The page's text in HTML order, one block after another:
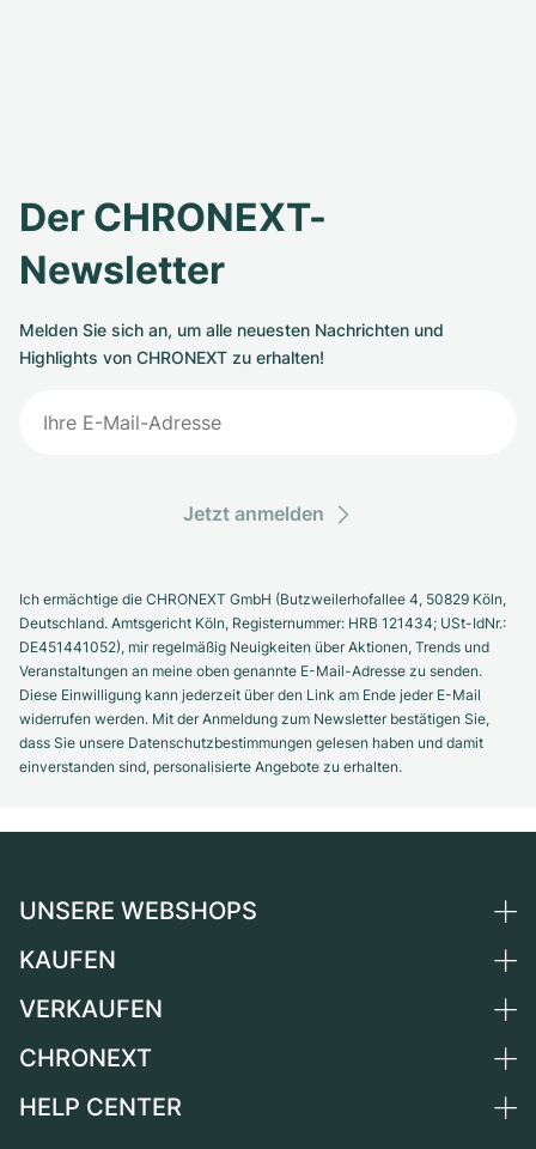
Der CHRONEXT-
Newsletter
Melden Sie sich an, um alle neuesten Nachrichten und
Highlights von CHRONEXT zu erhalten!
Jetzt anmelden
Ich ermächtige die CHRONEXT GmbH (Butzweilerhofallee 4, 50829 Köln,
Deutschland. Amtsgericht Köln, Registernummer: HRB 121434; USt-IdNr.:
DE451441052), mir regelmäßig Neuigkeiten über Aktionen, Trends und
Veranstaltungen an meine oben genannte E-Mail-Adresse zu senden.
Diese Einwilligung kann jederzeit über den Link am Ende jeder E-Mail
widerrufen werden. Mit der Anmeldung zum Newsletter bestätigen Sie,
dass Sie unsere Datenschutzbestimmungen gelesen haben und damit
einverstanden sind, personalisierte Angebote zu erhalten.
UNSERE WEBSHOPS
Deutschland
Schweiz
Frankreich
KAUFEN
Alle Luxusuhren
Independent Brands
VERKAUFEN
Uhr verkaufen
CHRONEXT
Über uns
HELP CENTER